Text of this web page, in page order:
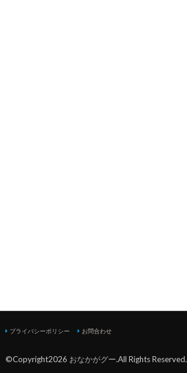
プライバシーポリシー お問合わせ
©Copyright2026 おなかがグー.All Rights Reserved.